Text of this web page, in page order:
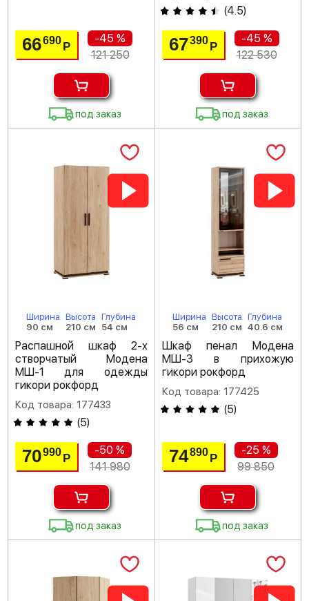
66690Р
-45 %
121 250
под заказ
(4.5)
67390 Р
-45 %
122 530
под заказ
Ширина
90 см
Высота
210 см
Глубина
54 см
Распашной шкаф 2-х
створчатый Модена
МШ-1 для одежды
гикори рокфорд
Код товара: 177433
(5)
70990Р
-50 %
141 980
под заказ
Ширина
56 см
Высота
210 см
Глубина
40.6 см
Шкаф пенал Модена
МШ-3 в прихожую
гикори рокфорд
Код товара: 177425
(5)
74890 Р
-25 %
99 850
под заказ